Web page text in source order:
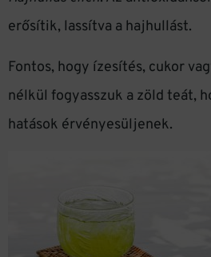
erősítik, lassítva a hajhullást.
Fontos, hogy ízesítés, cukor
nélkül fogyasszuk a zöld teát,
hatások érvényesüljenek.